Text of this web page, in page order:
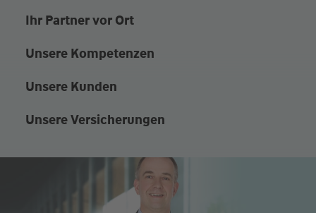
Ihr Partner vor Ort
Unsere Kompetenzen
Unsere Kunden
Unsere Versicherungen